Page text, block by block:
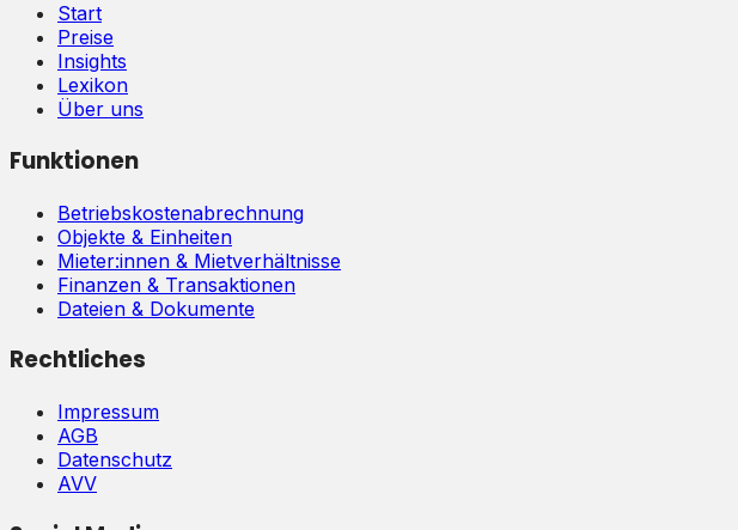
Start
Preise
Insights
Lexikon
Über uns
Funktionen
Betriebskostenabrechnung
Objekte & Einheiten
Mieter:innen & Mietverhältnisse
Finanzen & Transaktionen
Dateien & Dokumente
Rechtliches
Impressum
AGB
Datenschutz
AVV